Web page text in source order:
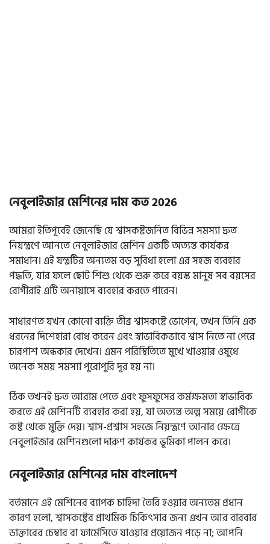
নেবুলাইজার মেশিনের দাম কত 2026
আমরা ইতিপূর্বেই জেনেছি যে শ্বাসকষ্টজনিত বিভিন্ন সমস্যা দ্রুত
নিয়ন্ত্রণে আনতে নেবুলাইজার মেশিন একটি অত্যন্ত কার্যকর
সমাধান। এই যন্ত্রটির অন্যতম বড় সুবিধা হলো এর সহজ ব্যবহার
পদ্ধতি, যার ফলে ছোট শিশু থেকে শুরু করে বয়স্ক মানুষ সব বয়সের
রোগীরাই এটি অনায়াসে ব্যবহার করতে পারেন।
সাধারণত যখন কোনো ব্যক্তি তীব্র শ্বাসকষ্টে ভোগেন, তখন তিনি এক
ধরনের দিশেহারা বোধ করেন এবং স্বাভাবিকভাবে শ্বাস নিতে না পেরে
চারপাশ অন্ধকার দেখেন। এমন পরিস্থিতিতে মুখে খাওয়ার ওষুধে
অনেক সময় সমস্যা পুরোপুরি দূর হয় না।
ঠিক তখনই দ্রুত আরাম পেতে এবং ফুসফুসের কর্মক্ষমতা স্বাভাবিক
করতে এই মেশিনটি ব্যবহার করা হয়, যা অত্যন্ত অল্প সময়ে রোগীকে
কষ্ট থেকে মুক্তি দেয়। শ্বাস-প্রশ্বাস সহজে নিয়ন্ত্রণে আনার ক্ষেত্রে
নেবুলাইজার মেশিনগুলো দারুণ কার্যকর ভূমিকা পালন করে।
নেবুলাইজার মেশিনের দাম বাংলাদেশ
বর্তমানে এই মেশিনের ব্যাপক চাহিদা তৈরি হওয়ার অন্যতম প্রধান
কারণ হলো, শ্বাসকষ্টের প্রাথমিক চিকিৎসার জন্য এখন আর বারবার
ডাক্তারের চেম্বার বা ফার্মেসিতে যাওয়ার প্রয়োজন পড়ে না; আপনি